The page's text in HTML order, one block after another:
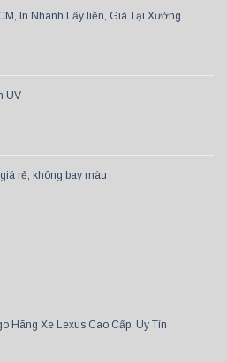
In Nhanh Lấy liền, Giá Tại Xưởng
UV
rẻ, không bay màu
Hãng Xe Lexus Cao Cấp, Uy Tín